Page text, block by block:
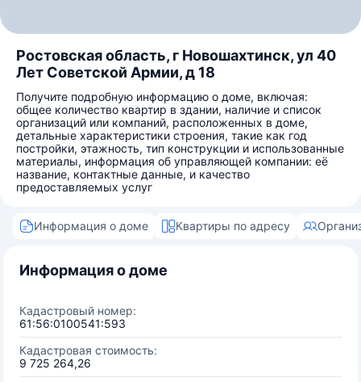
Ростовская область, г Новошахтинск, ул 40
Лет Советской Армии, д 18
Получите подробную информацию о доме, включая:
общее количество квартир в здании, наличие и список
организаций или компаний, расположенных в доме,
детальные характеристики строения, такие как год
постройки, этажность, тип конструкции и использованные
материалы, информация об управляющей компании: её
название, контактные данные, и качество
предоставляемых услуг
Информация о доме Квартиры по адресу
Информация о доме
Кадастровый номер:
61:56:0100541:593
Кадастровая стоимость:
9 725 264,26